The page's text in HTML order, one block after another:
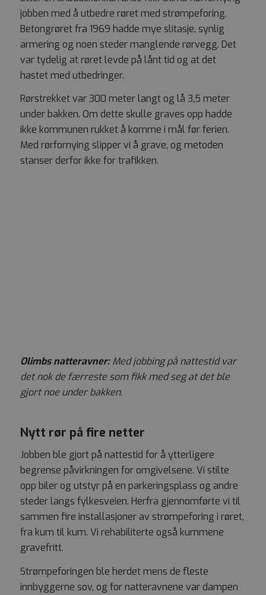
jobben med å utbedre røret med strømpeforing.
Betongrøret fra 1969 hadde mye slitasje, synlig
armering og noen steder manglende rørvegg. Det
var tydelig at røret levde på lånt tid og at det
hastet med utbedringer.
Rørstrekket var 300 meter langt og lå 3,5 meter
under bakken. Om dette skulle graves opp hadde
ikke kommunen rukket å komme i mål før ferien.
Med rørfornying slipper vi å grave, og metoden
stanser derfor ikke for trafikken.
Olimbs natteravner:Med jobbing på nattestid var
det nok de færreste som fikk med seg at det ble
gjort noe under bakken.
Nytt rør på fire netter
Jobben ble gjort på nattestid for å ytterligere
begrense påvirkningen for omgivelsene. Vi stilte
opp biler og utstyr på en parkeringsplass og andre
steder langs fylkesveien. Herfra gjennomførte vi til
sammen fire installasjoner av strømpeforing i røret,
fra kum til kum. Vi rehabiliterte også kummene
gravefritt.
Strømpeforingen ble herdet mens de fleste
innbyggerne sov, og for natteravnene var dampen